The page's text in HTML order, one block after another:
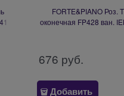
FORTE&PIANO Роз.
оконечная FP428 ван.
676 руб.
Добавить